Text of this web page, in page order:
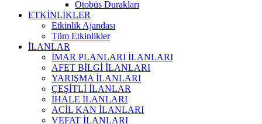
Otobüs Durakları
ETKİNLİKLER
Etkinlik Ajandası
Tüm Etkinlikler
İLANLAR
İMAR PLANLARI İLANLARI
AFET BİLGİ İLANLARI
YARIŞMA İLANLARI
ÇEŞİTLİ İLANLAR
İHALE İLANLARI
ACİL KAN İLANLARI
VEFAT İLANLARI